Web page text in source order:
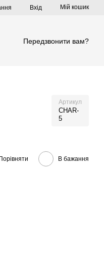
Вхід Мій кошик
Передзвонити вам?
Артикул
CHAR-
5
В бажання